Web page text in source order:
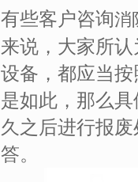
有些客户咨询消
来说，大家所
设备，都应当
是如此，那么
久之后进行报
答。